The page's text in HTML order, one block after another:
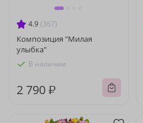
4.9 (367)
Композиция "Милая
улыбка"
В наличии
2 790 ₽